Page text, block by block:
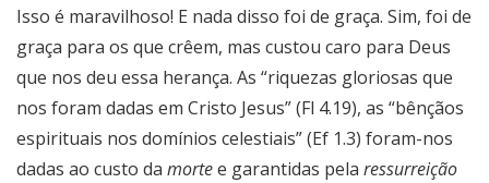
Isso é maravilhoso! E nada disso foi de graça. Sim, foi de
graça para os que crêem, mas custou caro para Deus
que nos deu essa herança. As “riquezas gloriosas que
nos foram dadas em Cristo Jesus” (Fl 4.19), as “bênçãos
espirituais nos domínios celestiais” (Ef 1.3) foram-nos
dadas ao custo da mortee garantidas pela ressurreição